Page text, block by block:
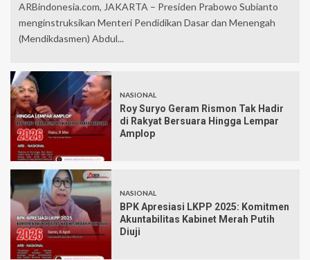
ARBindonesia.com, JAKARTA – Presiden Prabowo Subianto
menginstruksikan Menteri Pendidikan Dasar dan Menengah
(Mendikdasmen) Abdul...
NASIONAL
Roy Suryo Geram Rismon Tak Hadir
di Rakyat Bersuara Hingga Lempar
Amplop
NASIONAL
BPK Apresiasi LKPP 2025: Komitmen
Akuntabilitas Kabinet Merah Putih
Diuji